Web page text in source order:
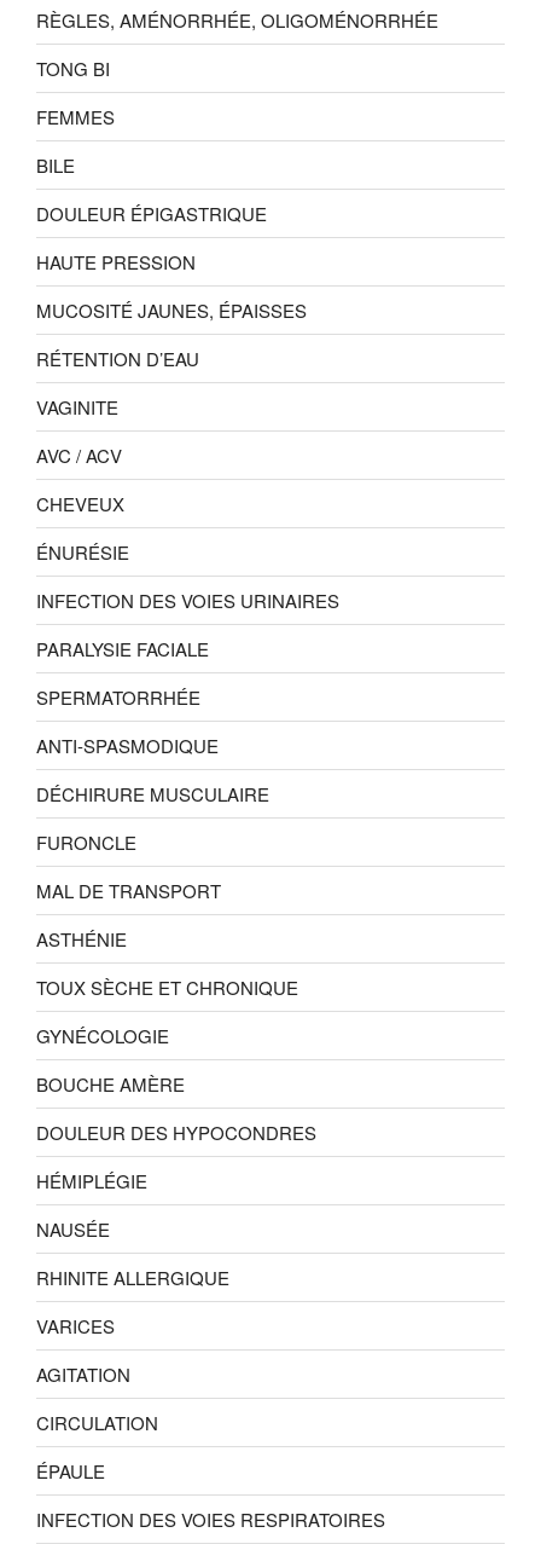
RÈGLES, AMÉNORRHÉE, OLIGOMÉNORRHÉE
TONG BI
FEMMES
BILE
DOULEUR ÉPIGASTRIQUE
HAUTE PRESSION
MUCOSITÉ JAUNES, ÉPAISSES
RÉTENTION D’EAU
VAGINITE
AVC / ACV
CHEVEUX
ÉNURÉSIE
INFECTION DES VOIES URINAIRES
PARALYSIE FACIALE
SPERMATORRHÉE
ANTI-SPASMODIQUE
DÉCHIRURE MUSCULAIRE
FURONCLE
MAL DE TRANSPORT
ASTHÉNIE
TOUX SÈCHE ET CHRONIQUE
GYNÉCOLOGIE
BOUCHE AMÈRE
DOULEUR DES HYPOCONDRES
HÉMIPLÉGIE
NAUSÉE
RHINITE ALLERGIQUE
VARICES
AGITATION
CIRCULATION
ÉPAULE
INFECTION DES VOIES RESPIRATOIRES